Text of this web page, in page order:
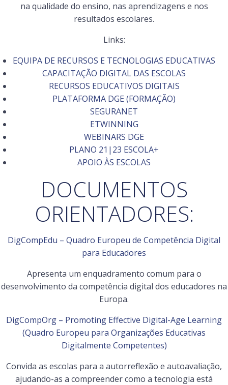
na qualidade do ensino, nas aprendizagens e nos
resultados escolares.
Links:
EQUIPA DE RECURSOS E TECNOLOGIAS EDUCATIVAS
CAPACITAÇÃO DIGITAL DAS ESCOLAS
RECURSOS EDUCATIVOS DIGITAIS
PLATAFORMA DGE (FORMAÇÃO)
SEGURANET
ETWINNING
WEBINARS DGE
PLANO 21|23 ESCOLA+
APOIO ÀS ESCOLAS
DOCUMENTOS
ORIENTADORES:
DigCompEdu – Quadro Europeu de Competência Digital
para Educadores
Apresenta um enquadramento comum para o
desenvolvimento da competência digital dos educadores na
Europa.
DigCompOrg – Promoting Effective Digital-Age Learning
(Quadro Europeu para Organizações Educativas
Digitalmente Competentes)
Convida as escolas para a autorreflexão e autoavaliação,
ajudando-as a compreender como a tecnologia está